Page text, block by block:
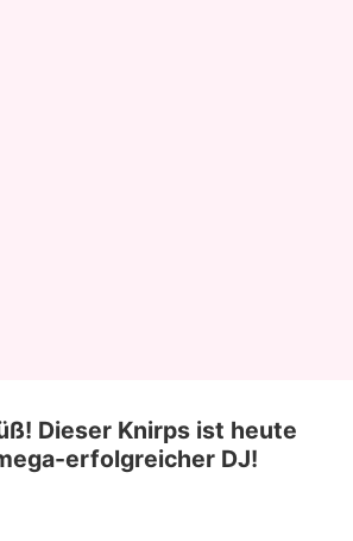
Dieser Knirps ist heute
erfolgreicher DJ!